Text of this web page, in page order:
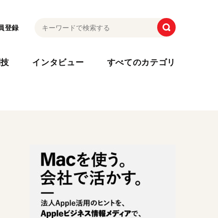
登録
インタビュー すべてのカテゴリ